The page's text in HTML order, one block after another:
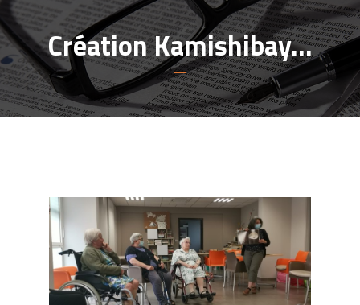
Création Kamishibay…